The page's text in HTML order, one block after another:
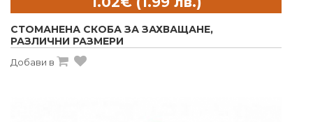
СТОМАНЕНА СКОБА ЗА ЗАХВАЩАНЕ,
РАЗЛИЧНИ РАЗМЕРИ
Добави в